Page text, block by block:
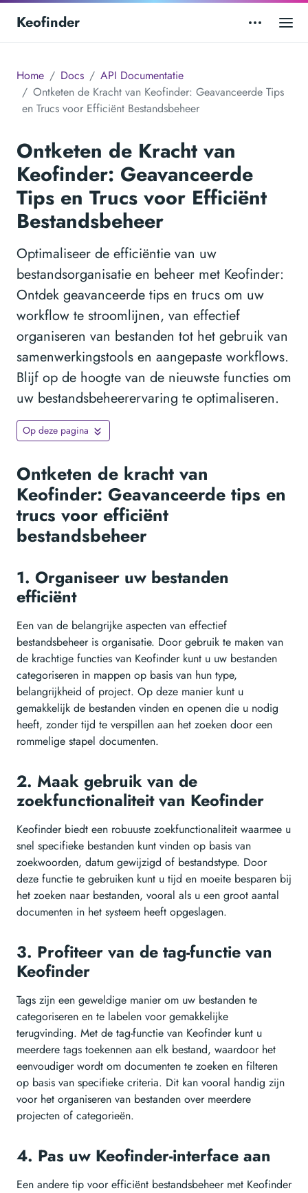
Keofinder
Home Docs
API Documentatie
Ontketen de Kracht van Keofinder: Geavanceerde Tips
en Trucs voor Efficiënt Bestandsbeheer
Ontketen de Kracht van
Keofinder: Geavanceerde
Tips en Trucs voor Efficiënt
Bestandsbeheer
Optimaliseer de efficiëntie van uw
bestandsorganisatie en beheer met Keofinder:
Ontdek geavanceerde tips en trucs om uw
workflow te stroomlijnen, van effectief
organiseren van bestanden tot het gebruik van
samenwerkingstools en aangepaste workflows.
Blijf op de hoogte van de nieuwste functies om
uw bestandsbeheerervaring te optimaliseren.
Op deze pagina
Ontketen de kracht van
Keofinder: Geavanceerde tips en
trucs voor efficiënt
bestandsbeheer
1. Organiseer uw bestanden
efficiënt
Een van de belangrijke aspecten van effectief
bestandsbeheer is organisatie. Door gebruik te maken van
de krachtige functies van Keofinder kunt u uw bestanden
categoriseren in mappen op basis van hun type,
belangrijkheid of project. Op deze manier kunt u
gemakkelijk de bestanden vinden en openen die u nodig
heeft, zonder tijd te verspillen aan het zoeken door een
rommelige stapel documenten.
2. Maak gebruik van de
zoekfunctionaliteit van Keofinder
Keofinder biedt een robuuste zoekfunctionaliteit waarmee u
snel specifieke bestanden kunt vinden op basis van
zoekwoorden, datum gewijzigd of bestandstype. Door
deze functie te gebruiken kunt u tijd en moeite besparen bij
het zoeken naar bestanden, vooral als u een groot aantal
documenten in het systeem heeft opgeslagen.
3. Profiteer van de tag-functie van
Keofinder
Tags zijn een geweldige manier om uw bestanden te
categoriseren en te labelen voor gemakkelijke
terugvinding. Met de tag-functie van Keofinder kunt u
meerdere tags toekennen aan elk bestand, waardoor het
eenvoudiger wordt om documenten te zoeken en filteren
op basis van specifieke criteria. Dit kan vooral handig zijn
voor het organiseren van bestanden over meerdere
projecten of categorieën.
4. Pas uw Keofinder-interface aan
Een andere tip voor efficiënt bestandsbeheer met Keofinder